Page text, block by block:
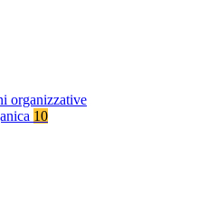
organizzative
10